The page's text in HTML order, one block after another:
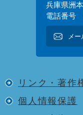
兵庫県洲
電話番号
メ
リンク・著作
個人情報保護